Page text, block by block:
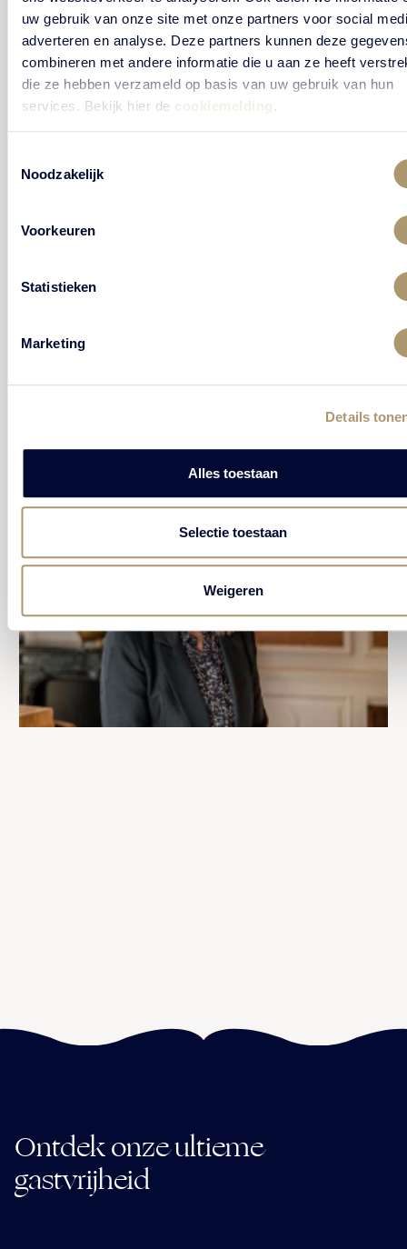
uw gebruik van onze site met onze partners voor social
adverteren en analyse. Deze partners kunnen deze
combineren met andere informatie die u aan ze heeft
die ze hebben verzameld op basis van uw gebruik van hun
services. Bekijk hier de
cookiemelding .
Noodzakelijk
Voorkeuren
Statistieken
Marketing
Details
Alles toestaan
Selectie toestaan
Weigeren
Ons HR- en Payroll Manager
staat voor u klaar
zaken? Ons HR-team helpt u graag verder. Met
beantwoorden wij uw vragen en denken wij met u
voor u klaar.
CONTACT HR-PAYROLL MANAGER
Ontdek onze ultieme
gastvrijheid